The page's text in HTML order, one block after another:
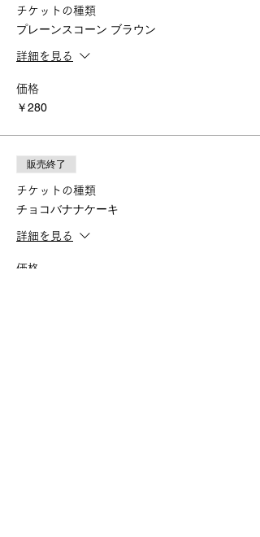
チケットの種類
プレーンスコーン ブラウン
詳細を見る
価格
￥280
販売終了
チケットの種類
チョコバナナケーキ
詳細を見る
価格